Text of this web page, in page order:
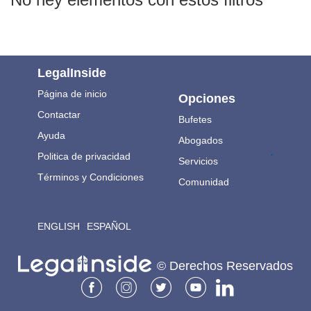
LegalInside
Página de inicio
Contactar
Ayuda
Politica de privacidad
Términos y Condiciones
ENGLISH ESPAÑOL
Opciones
Bufetes
Abogados
Servicios
Comunidad
.
© Derechos Reservados